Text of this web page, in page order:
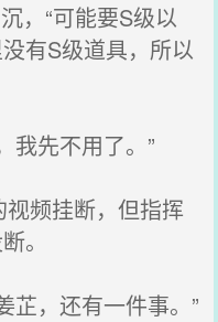
，“可能要S级以
有S级道具，所以
我先不用了。”
频挂断，但指挥
。
，还有一件事。”